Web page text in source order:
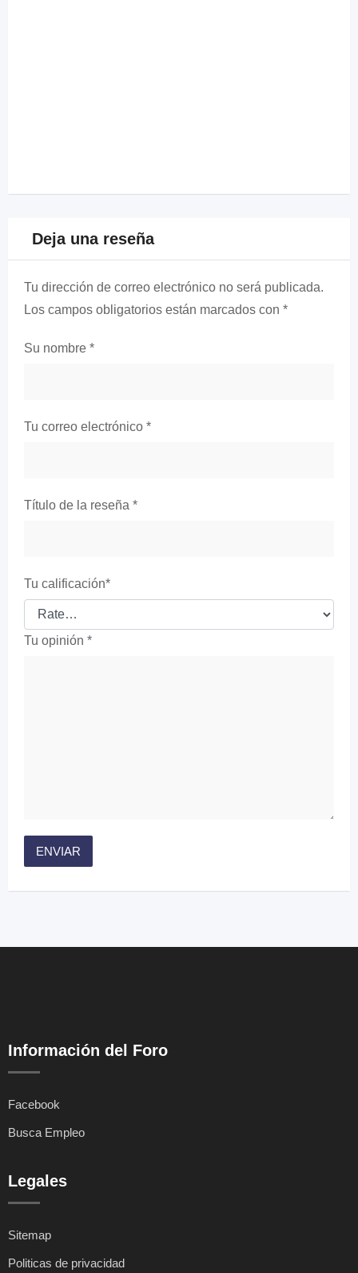
Deja una reseña
Tu dirección de correo electrónico no será publicada.
Los campos obligatorios están marcados con *
Su nombre *
Tu correo electrónico *
Título de la reseña *
Tu calificación*
Tu opinión *
Información del Foro
Facebook
Busca Empleo
Legales
Sitemap
Politicas de privacidad